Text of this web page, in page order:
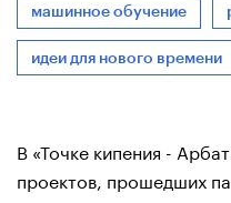
машинное обучение
идеи для нового времени
В «Точке кипения -
проектов, прошедших